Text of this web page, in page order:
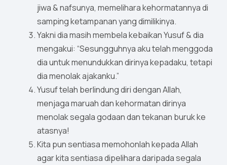
jiwa & nafsunya, memelihara kehormatannya di
samping ketampanan yang dimilikinya.
Yakni dia masih membela kebaikan Yusuf & dia
mengakui: “Sesungguhnya aku telah menggoda
dia untuk menundukkan dirinya kepadaku, tetapi
dia menolak ajakanku.”
Yusuf telah berlindung diri dengan Allah,
menjaga maruah dan kehormatan dirinya
menolak segala godaan dan tekanan buruk ke
atasnya!
Kita pun sentiasa memohonlah kepada Allah
agar kita sentiasa dipelihara daripada segala